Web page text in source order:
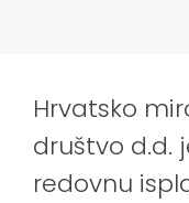
Hrvatsko
društvo d.d.
redovnu